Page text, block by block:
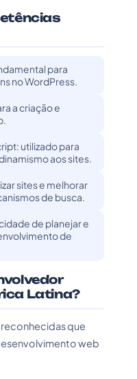
para
no WordPress.
a criação e
utilizado para
aos sites.
sites e melhorar
de busca.
de planejar e
de
Latina?
que
web